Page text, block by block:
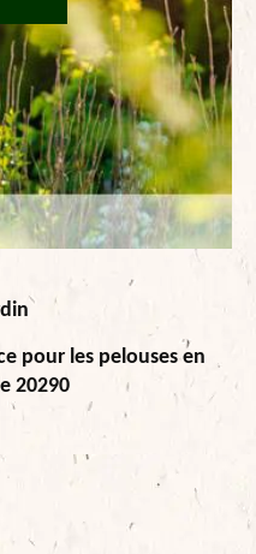
pour les pelouses en
20290